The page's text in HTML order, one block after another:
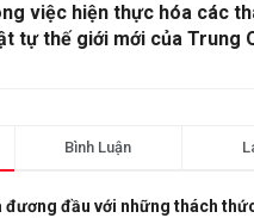
việc hiện thực hóa các
tự thế giới mới của Trung
Bình Luận
đương đầu với những thách